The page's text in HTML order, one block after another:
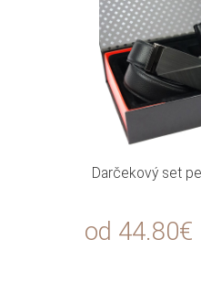
Darčekový set
od 44.80€